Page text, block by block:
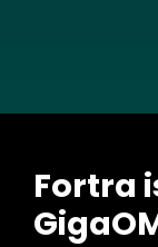
Fortra